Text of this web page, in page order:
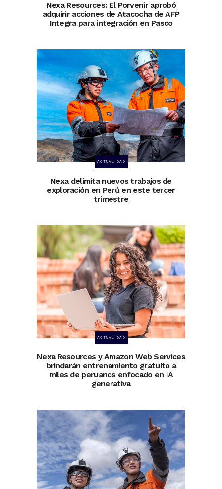
Nexa Resources: El Porvenir aprobó
adquirir acciones de Atacocha de AFP
Integra para integración en Pasco
ACTUALIDAD
Nexa delimita nuevos trabajos de
exploración en Perú en este tercer
trimestre
ACTUALIDAD
Nexa Resources y Amazon Web Services
brindarán entrenamiento gratuito a
miles de peruanos enfocado en IA
generativa